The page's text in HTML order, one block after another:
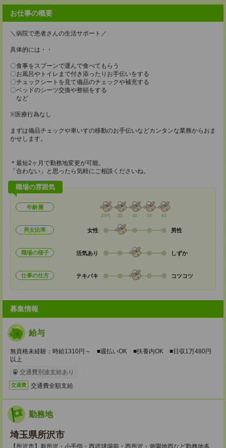
お仕事の概要
＼病院で患者さんの生活サポート／
具体的には・・
〇食事をスプーンで運んで食べてもらう
〇お風呂やトイレまで付き添ったりお手伝いをする
〇チェックシートを見て備品のチェックや補充する
〇ベッドのシーツ交換や整頓をする
など
※医療行為なし
まずは備品チェックや車いすの移動のお手伝いなどカンタンな業務からおま
かせします。
＊最短2ヶ月で勤務地変更が可能。
「合わない」と思ったら気軽にご相談くださいね。
職場の雰囲気
年齢層
20代 30 40 50 60
男女比率 女性 男性
職場の様子 活気あり しずか
仕事の仕方 テキパキ コツコツ
募集情報
給与
無資格未経験：時給1310円～ ■週払いOK ■扶養内OK ■日収1万480円
以上
交通費別途支給あり
交通費 交通費全額支給
勤務地
埼玉県所沢市
【所沢市】新所沢・小手指・西武球場前・西所沢・遊園地西など勤務地多